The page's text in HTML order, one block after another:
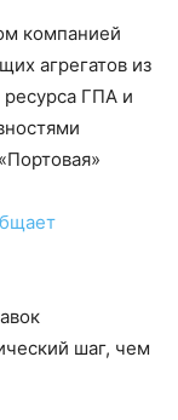
компанией
агрегатов из
ГПА и
шаг, чем